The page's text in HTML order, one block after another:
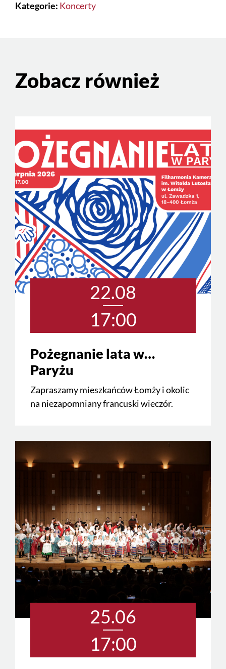
Kategorie: Koncerty
Zobacz również
22.08
17:00
Pożegnanie lata w…
Paryżu
Zapraszamy mieszkańców Łomży i okolic
na niezapomniany francuski wieczór.
25.06
17:00